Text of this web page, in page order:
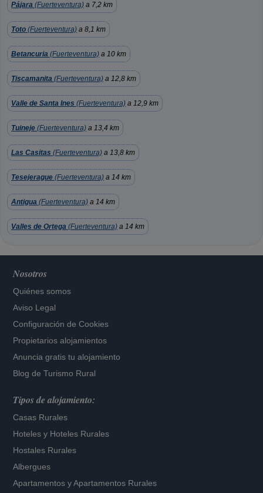
Pájara (Fuerteventura) a 7,2 km
Toto (Fuerteventura) a 8,1 km
Betancuria (Fuerteventura) a 10 km
Tiscamanita (Fuerteventura) a 12,8 km
Valle de Santa Ines (Fuerteventura) a 12,9 km
Tuineje (Fuerteventura) a 13,4 km
Las Casitas (Fuerteventura) a 13,8 km
Tesejerague (Fuerteventura) a 14 km
Antigua (Fuerteventura) a 14 km
Valles de Ortega (Fuerteventura) a 14 km
Nosotros
Quiénes somos
Aviso Legal
Configuración de Cookies
Propietarios alojamientos
Anuncia gratis tu alojamiento
Blog de Turismo Rural
Tipos de alojamiento:
Casas Rurales
Hoteles y Hoteles Rurales
Hostales Rurales
Albergues
Apartamentos yApartamentos Rurales